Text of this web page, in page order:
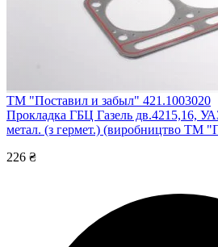
ТМ "Поставил и забыл" 421.1003020
Прокладка ГБЦ Газель дв.4215,16,
метал. (з гермет.) (виробництво ТМ
226 ₴